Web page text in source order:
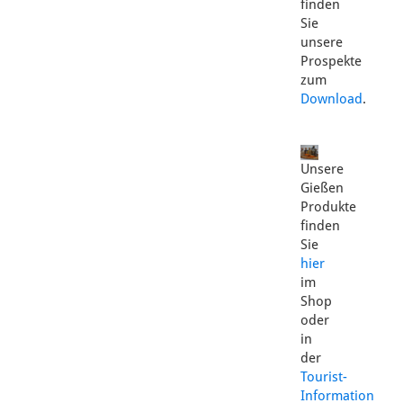
finden
Sie
unsere
Prospekte
zum
Download.
Unsere
Gießen
Produkte
finden
Sie
hier
im
Shop
oder
in
der
Tourist-
Information